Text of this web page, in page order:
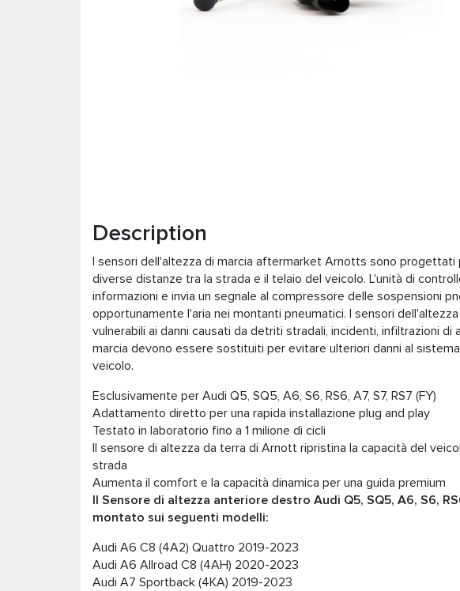
Description
I sensori dell'altezza di marcia aftermarket Arnotts sono progettati
diverse distanze tra la strada e il telaio del veicolo. L'unità di
informazioni e invia un segnale al compressore delle sospensioni
opportunamente l'aria nei montanti pneumatici. I sensori
vulnerabili ai danni causati da detriti stradali, incidenti, infiltrazioni di
marcia devono essere sostituiti per evitare ulteriori danni al
veicolo.
Esclusivamente per Audi Q5, SQ5, A6, S6, RS6, A7, S7, RS7 (FY)
Adattamento diretto per una rapida installazione plug and play
Testato in laboratorio fino a 1 milione di cicli
Il sensore di altezza da terra di Arnott ripristina la capacità del
strada
Aumenta il comfort e la capacità dinamica per una guida premium
Il Sensore di altezza anteriore destro Audi Q5, SQ5, A6, S6,
montato sui seguenti modelli:
Audi A6 C8 (4A2) Quattro 2019-2023
Audi A6 Allroad C8 (4AH) 2020-2023
Audi A7 Sportback (4KA) 2019-2023